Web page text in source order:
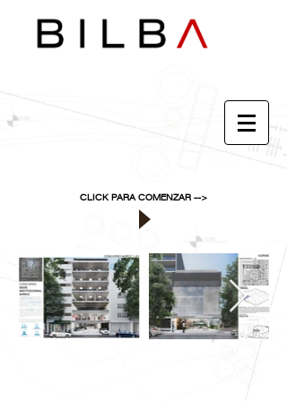
CLICK PARA COMENZAR -->